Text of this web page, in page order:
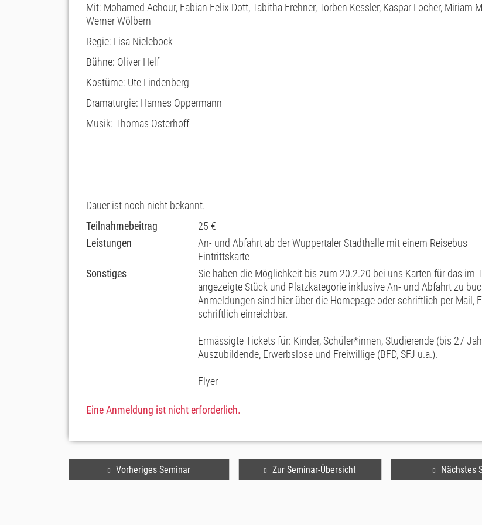
Mit: Mohamed Achour, Fabian Felix Dott, Tabitha Frehner, Torben Kessler, Kaspar Locher, Miriam
Werner Wölbern
Regie: Lisa Nielebock
Bühne: Oliver Helf
Kostüme: Ute Lindenberg
Dramaturgie: Hannes Oppermann
Musik: Thomas Osterhoff
Dauer ist noch nicht bekannt.
Teilnahmebeitrag
25 €
Leistungen
An- und Abfahrt ab der Wuppertaler Stadthalle mit einem Reisebus
Eintrittskarte
Sonstiges
Sie haben die Möglichkeit bis zum 20.2.20 bei uns Karten für das im
angezeigte Stück und Platzkategorie inklusive An- und Abfahrt zu
Anmeldungen sind hier über die Homepage oder schriftlich per Mail,
schriftlich einreichbar.
Ermässigte Tickets für: Kinder, Schüler*innen, Studierende (bis 27
Auszubildende, Erwerbslose und Freiwillige (BFD, SFJ u.a.).
Flyer
Eine Anmeldung ist nicht erforderlich.
Vorheriges Seminar Zur Seminar-Übersicht Nächstes